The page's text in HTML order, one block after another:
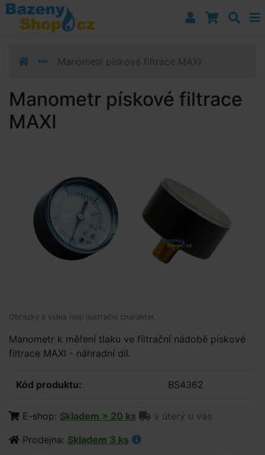
Přejít k navigaci
Přejít na obsah
Přejít k postrannímu sloupci
Manometr pískové filtrace MAXI
Manometr pískové filtrace
MAXI
Obrázky a videa mají ilustrační charakter.
Manometr k měření tlaku ve filtrační nádobě pískové
filtrace MAXI - náhradní díl.
Kód produktu: BS4362
E-shop: Skladem > 20 ks
v úterý u vás
Prodejna: Skladem 3 ks